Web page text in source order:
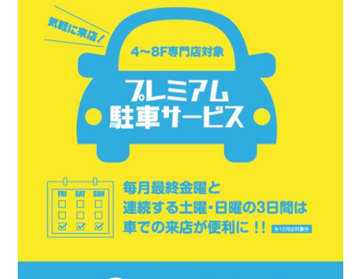
アクセス・駐車場
関連情報
お知らせ
お問い合わせ
プライバシーポリシー
サイトポリシー
運営会社
出店をご検討の方へ
方に 1時間駐車サービス券を差し上げます
（※ティーワン駐車場限定です。 駐車券1枚
につき1回限りとなります。） お車をご利用
の方は是非！ ガレージファクトリーアティ
郡山にご来店ください❣️ ※通常は3,000円以
上のお買い物で1時間駐車サービスとなりま
す。 ※500円のお買い物は、他店レシートと
の合算はできません。 ※店舗によってはサ
ービスの上限に達し次第、早期に終了する場
合がございます。 ※催事店舗などサービス
の対象外がございます。ご利用の店舗でご確
認ください。 ※会計の際に必ずティーワン
駐車券をご提示ください。 ※本キャンペー